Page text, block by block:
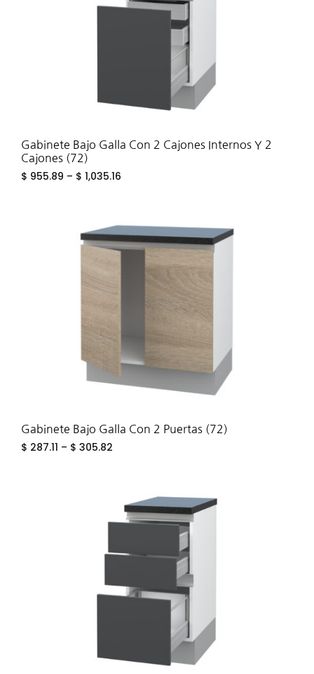
Gabinete Bajo Galla Con 2 Cajones Internos Y 2
Cajones (72)
$ 955.89 – $ 1,035.16
Gabinete Bajo Galla Con 2 Puertas (72)
$ 287.11 – $ 305.82